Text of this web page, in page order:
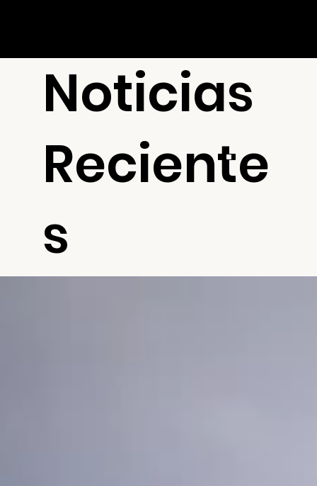
Noticias
Reciente
s